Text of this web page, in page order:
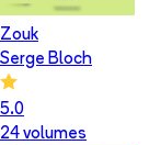
Zouk
Serge Bloch
5.0
24 volumes